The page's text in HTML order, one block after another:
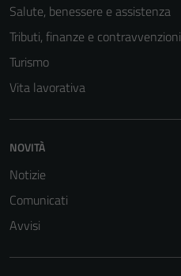
Salute, benessere e assistenza
Tributi, finanze e contravvenzioni
Turismo
Vita lavorativa
NOVITÀ
Notizie
Comunicati
Avvisi